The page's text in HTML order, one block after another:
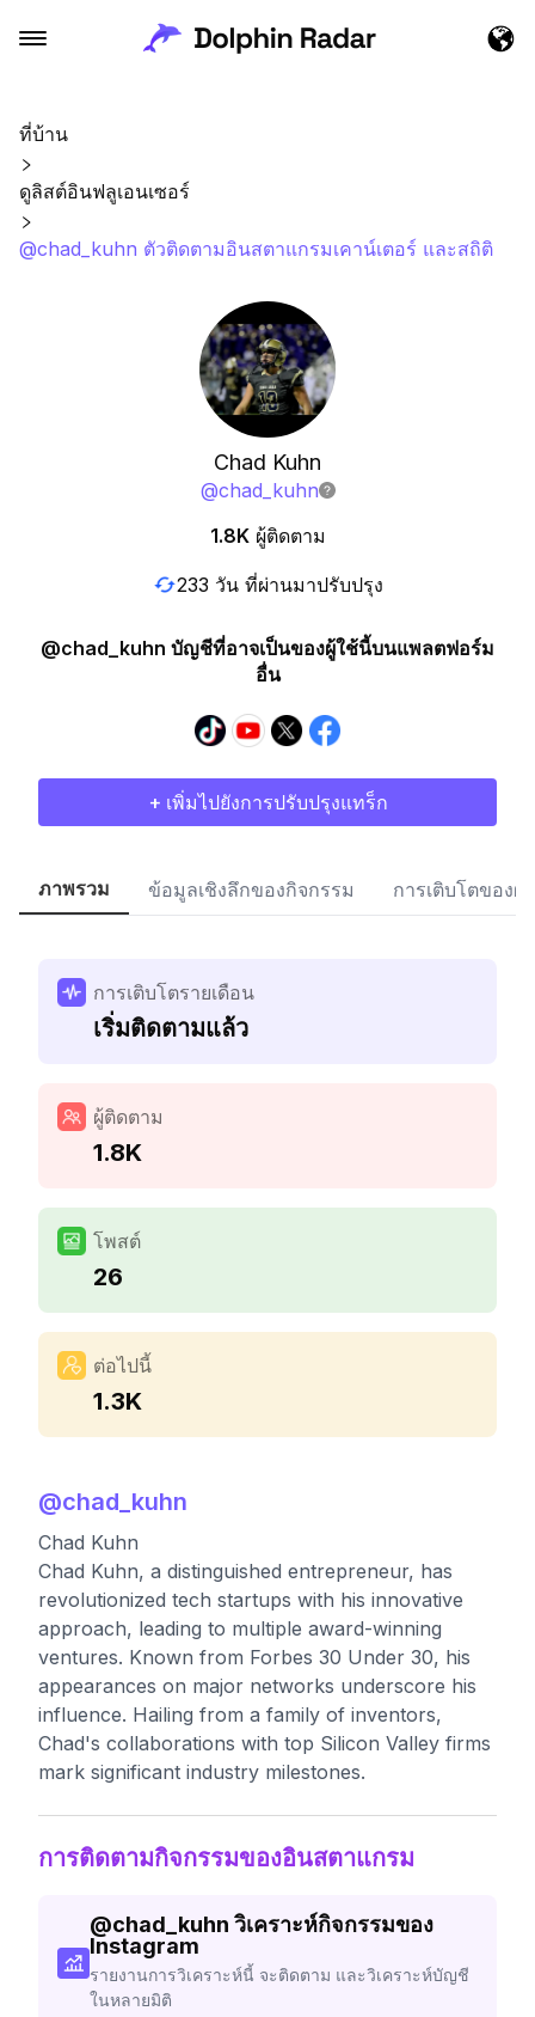
ที่บ้าน
ดูลิสต์อินฟลูเอนเซอร์
@chad_kuhn ตัวติดตามอินสตาแกรมเคาน์เตอร์ และสถิติ
Chad Kuhn
@chad_kuhn
1.8K ผู้ติดตาม
233 วัน ที่ผ่านมาปรับปรุง
@chad_kuhn บัญชีที่อาจเป็นของผู้ใช้นี้บนแพลตฟอร์ม
อื่น
+ เพิ่มไปยังการปรับปรุงแทร็ก
ภาพรวม ข้อมูลเชิงลึกของกิจกรรม การเติบโตของผู้
การเติบโตรายเดือน
เริ่มติดตามแล้ว
ผู้ติดตาม
1.8K
โพสต์
26
ต่อไปนี้
1.3K
@chad_kuhn
Chad Kuhn
Chad Kuhn, a distinguished entrepreneur, has
revolutionized tech startups with his innovative
approach, leading to multiple award-winning
ventures. Known from Forbes 30 Under 30, his
appearances on major networks underscore his
influence. Hailing from a family of inventors,
Chad's collaborations with top Silicon Valley firms
mark significant industry milestones.
การติดตามกิจกรรมของอินสตาแกรม
@chad_kuhn วิเคราะห์กิจกรรมของ
Instagram
รายงานการวิเคราะห์นี้ จะติดตาม และวิเคราะห์บัญชี
ในหลายมิติ